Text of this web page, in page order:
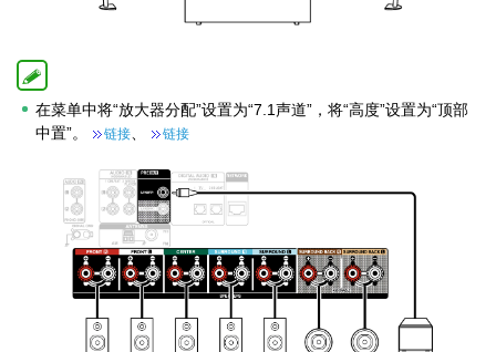
在菜单中将“放大器分配”设置为“7.1声道”，将“高度”设置为“顶部
中置”。
链接 链接